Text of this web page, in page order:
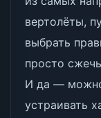
вертолёты,
выбрать
просто
И да — можно
устраивать